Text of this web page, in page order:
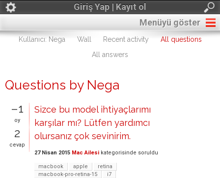
Giriş Yap | Kayıt ol
Menüyü göster
Kullanıcı: Nega Wall Recent activity
All questions
All answers
Questions by Nega
–1
oy
2
cevap
Sizce bu model ihtiyaçlarımı
karşılar mı? Lütfen yardımcı
olursanız çok sevinirim.
27 Nisan 2015 Mac Ailesi kategorisinde soruldu
macbook apple
retina
macbook-pro-retina-15
i7